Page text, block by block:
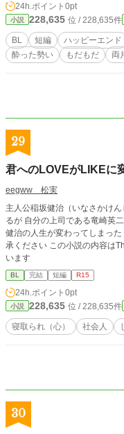
24h.ポイント 0pt
小説 228,635 位 / 228,635件
BL 短編 ハッピーエンド
酔った勢い
もだもだ 両
29
君へのLOVEがLIKEに
eegww 松実
主人公稲坂健治（いなさかけ
るが 自分の上司である竜崎英
健治の人生が変わってしまった ※更新は一日１話になる可能性が高いです ご了
承ください この小説の内容は
います
BL 完結 短編 R15
24h.ポイント 0pt
小説 228,635 位 / 228,635件
寝取られ（心） 社会人
30